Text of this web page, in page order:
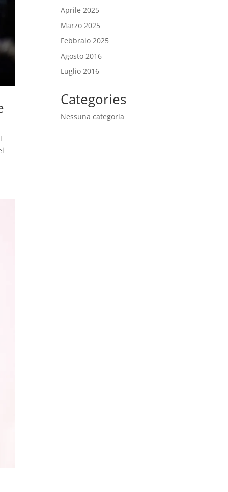
Aprile 2025
Marzo 2025
Febbraio 2025
Agosto 2016
Luglio 2016
Categories
Nessuna categoria